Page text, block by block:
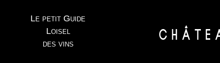
Le petit Guide
Loisel
des vins